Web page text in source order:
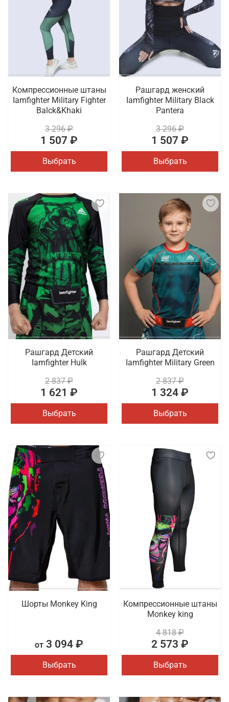
Компрессионные штаны
Iamfighter Military Fighter
Balck&Khaki
3 296 ₽
1 507 ₽
Выбрать
Рашгард женский
Iamfighter Military Black
Pantera
3 296 ₽
1 507 ₽
Выбрать
Рашгард Детский
Iamfighter Hulk
2 837 ₽
1 621 ₽
Выбрать
Рашгард Детский
Iamfighter Military Green
2 837 ₽
1 324 ₽
Выбрать
Шорты Monkey King
от 3 094 ₽
Выбрать
Компрессионные штаны
Monkey king
4 818 ₽
2 573 ₽
Выбрать